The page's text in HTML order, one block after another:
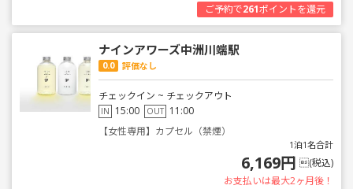
ご予約で261ポイントを還元
ナインアワーズ中洲川端駅
0.0 評価なし
チェックイン ~ チェックアウト
IN 15:00 OUT 11:00
【女性専用】カプセル（禁煙）
1泊1名合計
6,169円 (税込)
お支払いは最大2ヶ月後！